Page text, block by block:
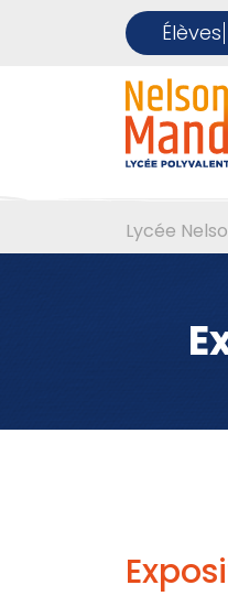
Élèves
Lycée